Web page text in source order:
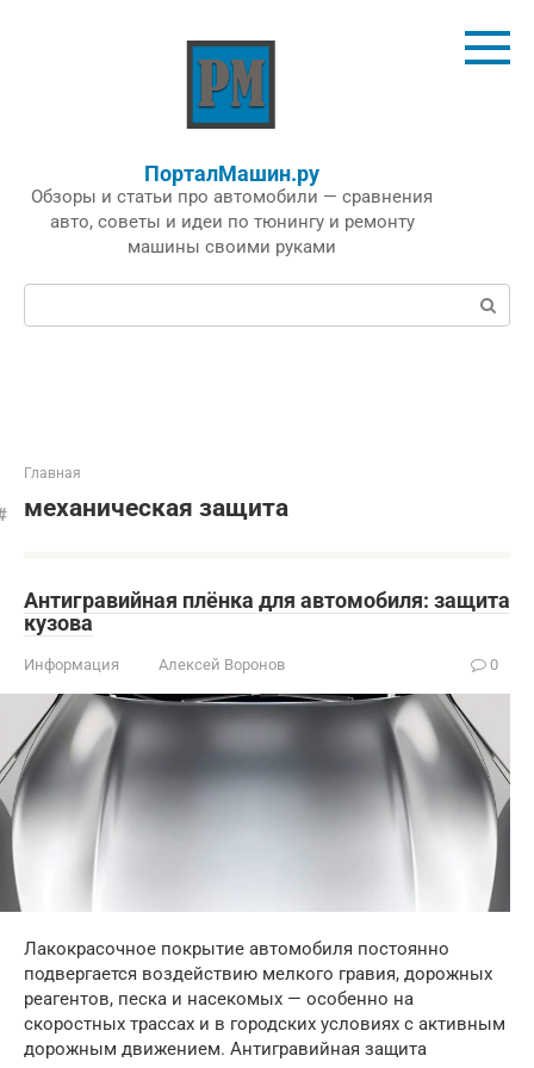
ПорталМашин.ру
Обзоры и статьи про автомобили — сравнения
авто, советы и идеи по тюнингу и ремонту
машины своими руками
Поиск:
Главная
механическая защита
Антигравийная плёнка для автомобиля: защита
кузова
Информация Алексей Воронов 0
Лакокрасочное покрытие автомобиля постоянно
подвергается воздействию мелкого гравия, дорожных
реагентов, песка и насекомых — особенно на
скоростных трассах и в городских условиях с активным
дорожным движением. Антигравийная защита